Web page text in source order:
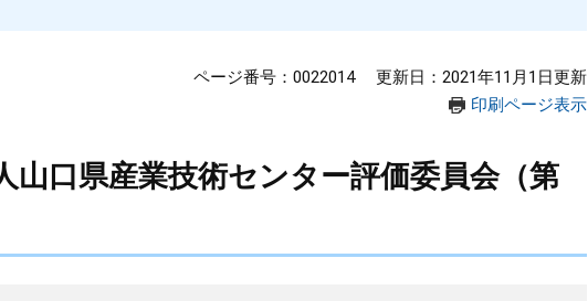
ページ番号：0022014
更新日：2021年11月1日更新
印刷ページ表示
山口県産業技術センター評価委員会（第